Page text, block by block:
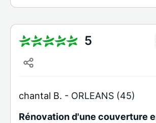
5
chantal B. - ORLEANS (45)
Rénovation d'une couverture